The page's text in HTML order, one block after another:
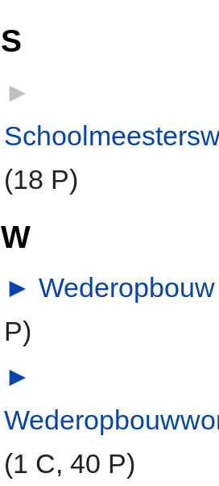
S
►
(18 P)
W
► Wederopbouw
P)
►
(1 C, 40 P)